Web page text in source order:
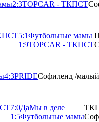
2:3TOPCAR - ТКПСТ
5:1Футбольные мамы
1:9TOPCAR - ТКПСТ
4:3PRIDEСофиленд /
7:0ДаМы в деле
1:5Футбольные мамы